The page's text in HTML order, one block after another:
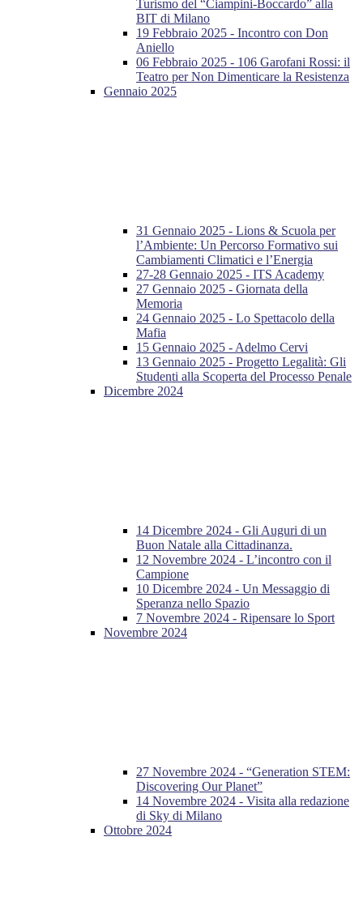
Turismo del “Ciampini-Boccardo” alla
BIT di Milano
19 Febbraio 2025 - Incontro con Don
Aniello
06 Febbraio 2025 - 106 Garofani Rossi: il
Teatro per Non Dimenticare la Resistenza
Gennaio 2025
31 Gennaio 2025 - Lions & Scuola per
l’Ambiente: Un Percorso Formativo sui
Cambiamenti Climatici e l’Energia
27-28 Gennaio 2025 - ITS Academy
27 Gennaio 2025 - Giornata della
Memoria
24 Gennaio 2025 - Lo Spettacolo della
Mafia
15 Gennaio 2025 - Adelmo Cervi
13 Gennaio 2025 - Progetto Legalità: Gli
Studenti alla Scoperta del Processo Penale
Dicembre 2024
14 Dicembre 2024 - Gli Auguri di un
Buon Natale alla Cittadinanza.
12 Novembre 2024 - L’incontro con il
Campione
10 Dicembre 2024 - Un Messaggio di
Speranza nello Spazio
7 Novembre 2024 - Ripensare lo Sport
Novembre 2024
27 Novembre 2024 - “Generation STEM:
Discovering Our Planet”
14 Novembre 2024 - Visita alla redazione
di Sky di Milano
Ottobre 2024